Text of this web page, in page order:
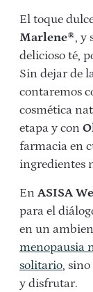
El toque
Marlene®, y
delicioso té,
Sin dejar de
contaremos
cosmética
etapa y con
farmacia en
ingredientes
En ASISA
para el
en un
menopausia
solitario,
y disfrutar.